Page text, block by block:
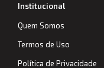
Institucional
Quem Somos
Termos de Uso
Política de Privacidade